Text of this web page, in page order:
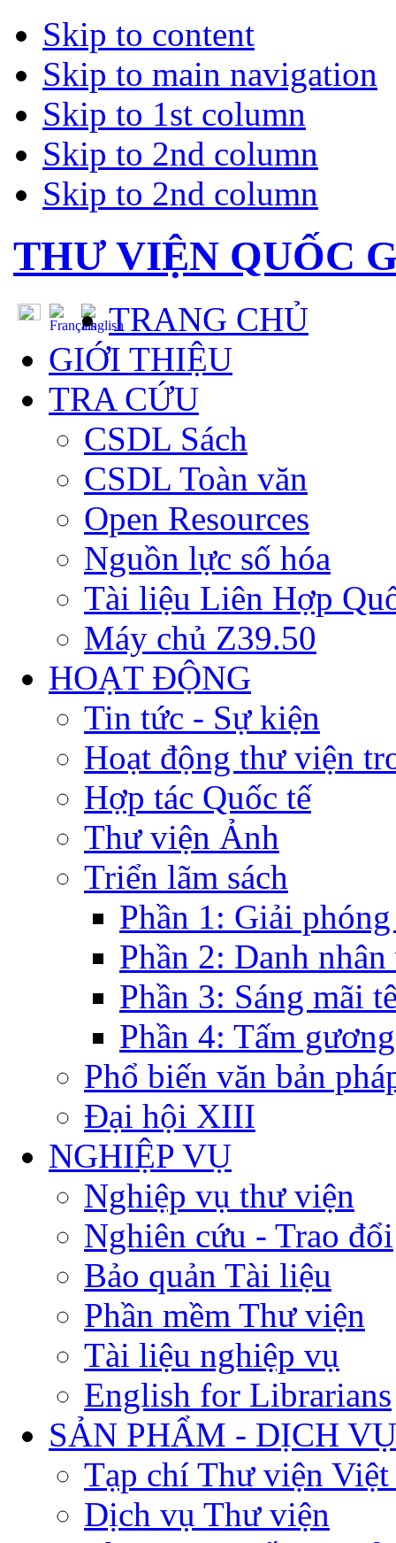
Skip to content
Skip to main navigation
Skip to 1st column
Skip to 2nd column
Skip to 2nd column
THƯ VIỆN QUỐC
TRANG CHỦ
GIỚI THIỆU
TRA CỨU
CSDL Sách
CSDL Toàn văn
Open Resources
Nguồn lực số hóa
Tài liệu Liên Hợp
Máy chủ Z39.50
HOẠT ĐỘNG
Tin tức - Sự kiện
Hoạt động thư viện
Hợp tác Quốc tế
Thư viện Ảnh
Triển lãm sách
Phần 1: Giải
Phần 2: Danh nhân
Phần 3: Sáng mãi
Phần 4: Tấm
Phổ biến văn bản
Đại hội XIII
NGHIỆP VỤ
Nghiệp vụ thư viện
Nghiên cứu - Trao đổi
Bảo quản Tài liệu
Phần mềm Thư viện
Tài liệu nghiệp vụ
English for Librarians
SẢN PHẨM - DỊCH VỤ
Tạp chí Thư viện Việt
Dịch vụ Thư viện